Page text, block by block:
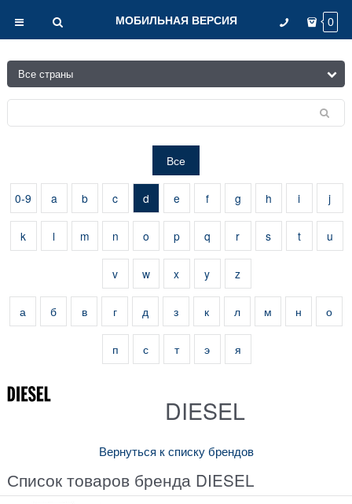
МОБИЛЬНАЯ ВЕРСИЯ 0
Все
0-9 a b c d e f g h i j
k l m n o p q r s t u
v w x y z
а б в г д з к л м н о
п с т э я
DIESEL
Вернуться к списку брендов
Список товаров бренда DIESEL